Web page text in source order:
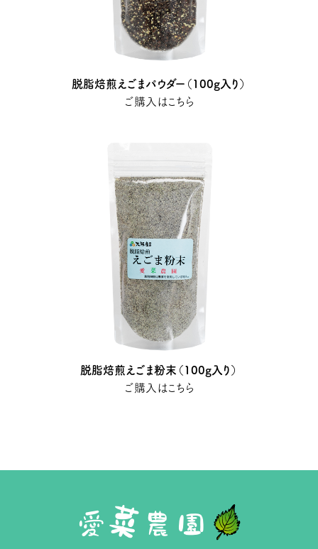
脱脂焙煎えごまパウダー（100g入り）
ご購入はこちら
脱脂焙煎えごま粉末（100g入り）
ご購入はこちら